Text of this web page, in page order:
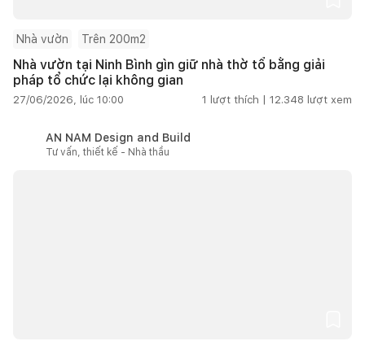
Nhà vườn Trên 200m2
Nhà vườn tại Ninh Bình gìn giữ nhà thờ tổ bằng giải
pháp tổ chức lại không gian
27/06/2026, lúc 10:00 1 lượt thích | 12.348 lượt xem
AN NAM Design and Build
Tư vấn, thiết kế - Nhà thầu